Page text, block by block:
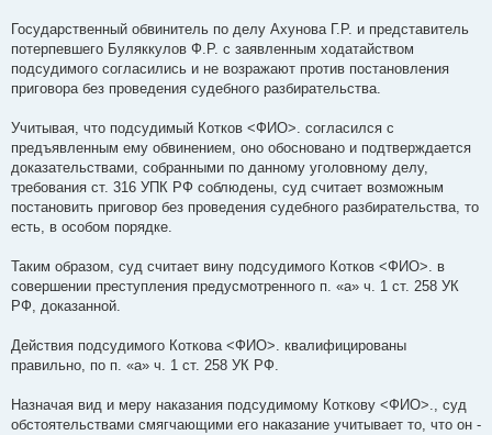
Государственный обвинитель по делу Ахунова Г.Р. и представитель
потерпевшего Буляккулов Ф.Р. с заявленным ходатайством
подсудимого согласились и не возражают против постановления
приговора без проведения судебного разбирательства.
Учитывая, что подсудимый Котков <ФИО>. согласился с
предъявленным ему обвинением, оно обосновано и подтверждается
доказательствами, собранными по данному уголовному делу,
требования ст. 316 УПК РФ соблюдены, суд считает возможным
постановить приговор без проведения судебного разбирательства, то
есть, в особом порядке.
Таким образом, суд считает вину подсудимого Котков <ФИО>. в
совершении преступления предусмотренного п. «а» ч. 1 ст. 258 УК
РФ, доказанной.
Действия подсудимого Коткова <ФИО>. квалифицированы
правильно, по п. «а» ч. 1 ст. 258 УК РФ.
Назначая вид и меру наказания подсудимому Коткову <ФИО>., суд
обстоятельствами смягчающими его наказание учитывает то, что он -